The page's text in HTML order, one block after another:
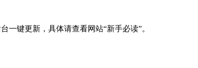
一键更新，具体请查看网站“新手必读”。